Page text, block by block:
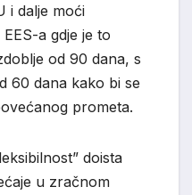
i dalje moći
a gdje je to
od 90 dana, s
60 dana kako bi se
prometa.
doista
u zračnom